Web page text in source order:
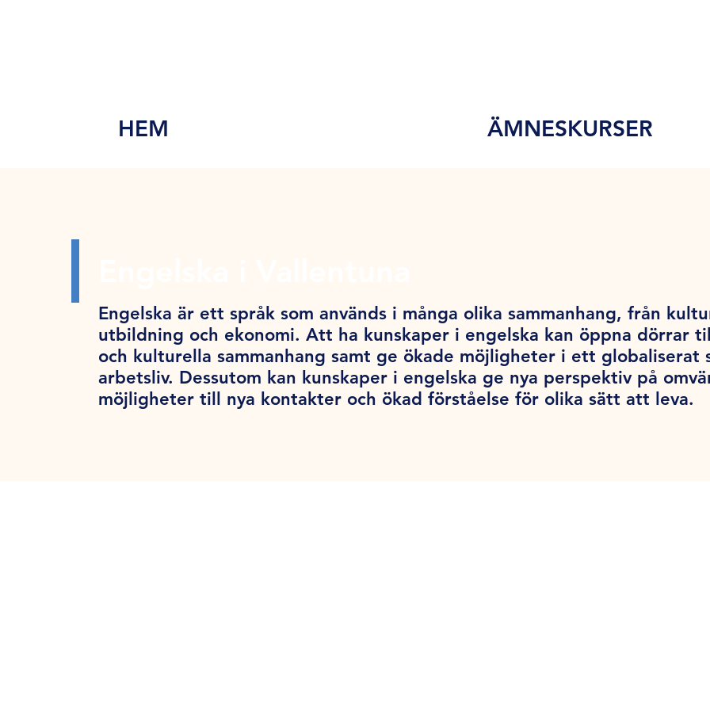
HEM ÄMNESKURSER
Engelska är ett språk som används i många olika sammanhang, från
utbildning och ekonomi. Att ha kunskaper i engelska kan öppna dörrar
och kulturella sammanhang samt ge ökade möjligheter i ett globaliserat
arbetsliv. Dessutom kan kunskaper i engelska ge nya perspektiv på
möjligheter till nya kontakter och ökad förståelse för olika sätt att leva.